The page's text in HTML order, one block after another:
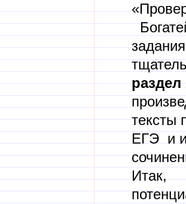
раздел
тексты
ЕГЭ и
Итак,